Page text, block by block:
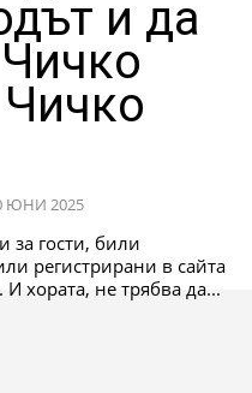
и да
ЮНИ 2025
за гости, били
регистрирани в сайта
хората, не трябва да...